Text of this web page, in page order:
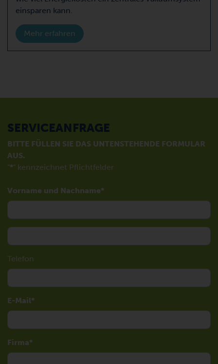
einsparen kann.
Mehr erfahren
SERVICEANFRAGE
BITTE FÜLLEN SIE DAS UNTENSTEHENDE FORMULAR
AUS.
"*" kennzeichnet Pflichtfelder
Vorname und Nachname
Telefon
E-Mail
Firma